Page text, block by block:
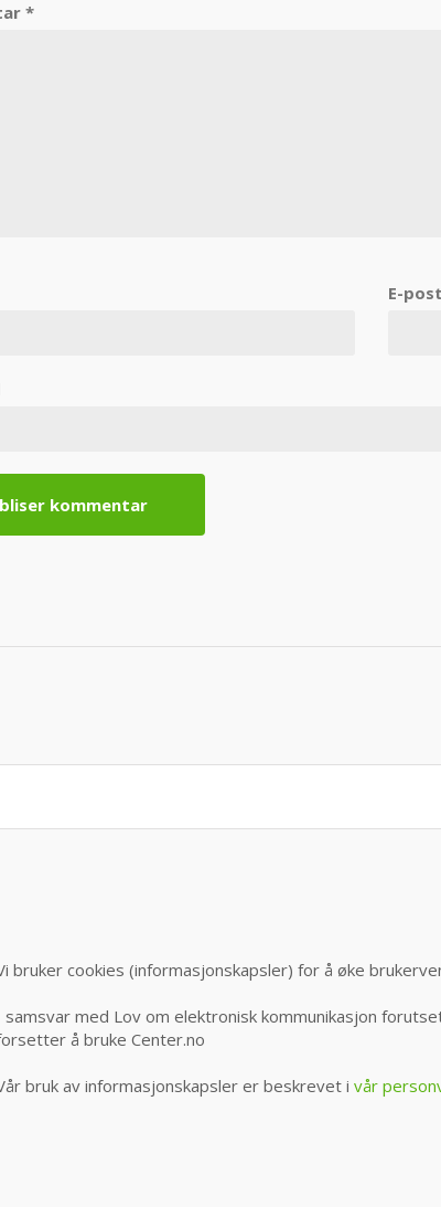
*
E-
bruker cookies (informasjonskapsler) for å øke
samsvar med Lov om elektronisk kommunikasjon
å bruke Center.no
bruk av informasjonskapsler er beskrevet i vår